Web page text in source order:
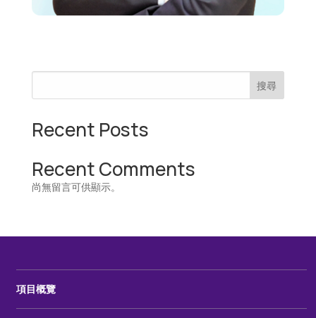
搜尋
Recent Posts
Recent Comments
尚無留言可供顯示。
項目概覽